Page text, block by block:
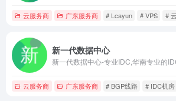
云服务商 广东服务商 # Lcayun # VPS #
新一代数据中心
云服务商 广东服务商 # BGP线路 # IDC机房